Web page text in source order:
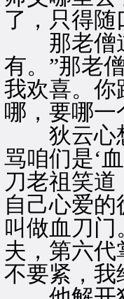
了，只得
那老僧道
有。”那老
我欢喜。你
哪，要哪一
狄云心想
骂咱们是‘
刀老祖笑
自己心爱
叫做血刀
夫，第六
不要紧，我